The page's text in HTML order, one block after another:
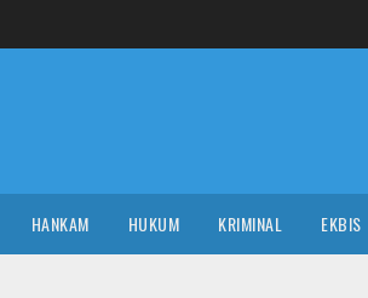
HANKAM HUKUM KRIMINAL EKBIS